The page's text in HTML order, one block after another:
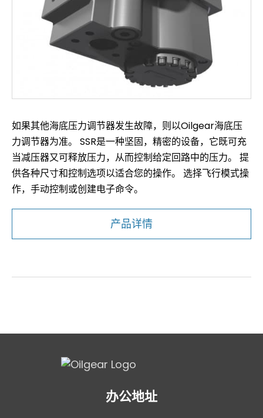
如果其他海底压力调节器发生故障，则以Oilgear海底压
力调节器为准。 SSR是一种坚固，精密的设备，它既可充
当减压器又可释放压力，从而控制给定回路中的压力。 提
供各种尺寸和控制选项以适合您的操作。 选择飞行模式操
作，手动控制或创建电子命令。
产品详情
办公地址